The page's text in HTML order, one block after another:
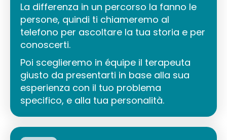
La differenza in un percorso la fanno le
persone, quindi ti chiameremo al
telefono per ascoltare la tua storia e per
conoscerti.
Poi sceglieremo in équipe il terapeuta
giusto da presentarti in base alla sua
esperienza con il tuo problema
specifico, e alla tua personalità.